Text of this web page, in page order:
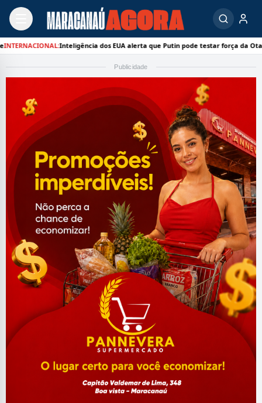
Inteligência dos EUA alerta que Putin pode testar força da Otan com
Publicidade